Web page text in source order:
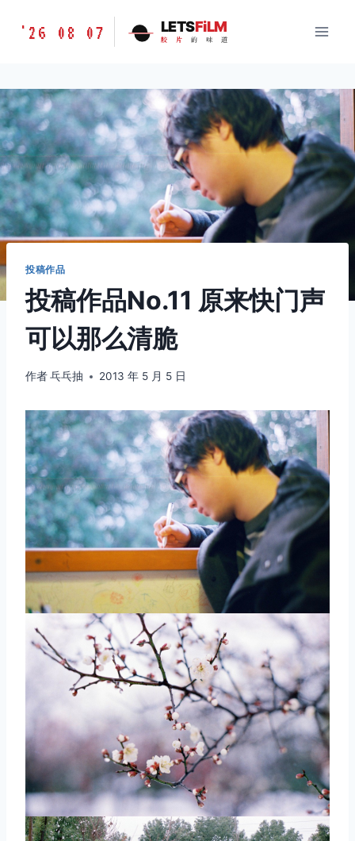
胶
味
道
LETSFILM
'26 08 07 LETSFiLM
胶 片 的 味 道
投稿作品
投稿作品No.11 原来快门声
可以那么清脆
作者乓乓抽 2013 年 5 月 5 日